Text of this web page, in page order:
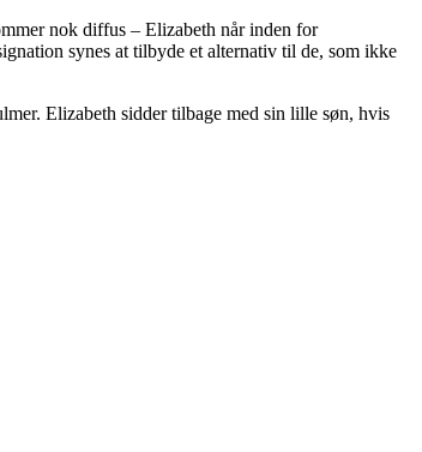
nok diffus – Elizabeth når inden for
synes at tilbyde et alternativ til de, som ikke
Elizabeth sidder tilbage med sin lille søn, hvis